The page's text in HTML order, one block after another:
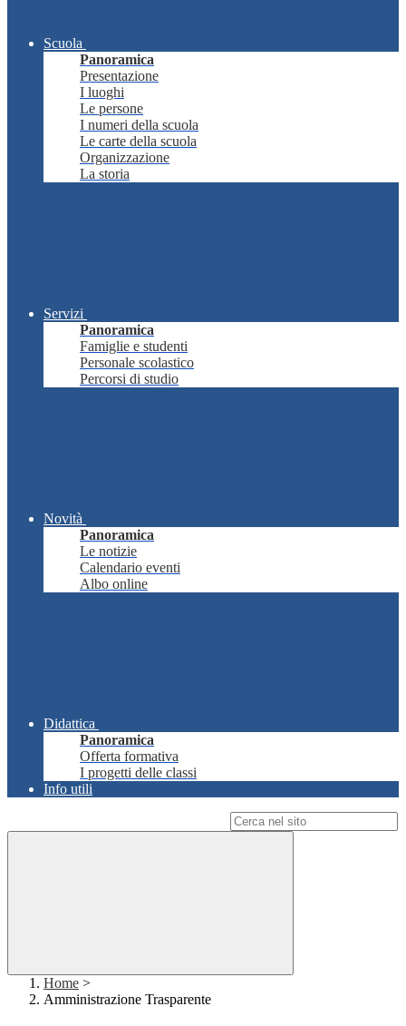
Scuola
Panoramica
Presentazione
I luoghi
Le persone
I numeri della scuola
Le carte della scuola
Organizzazione
La storia
Servizi
Panoramica
Famiglie e studenti
Personale scolastico
Percorsi di studio
Novità
Panoramica
Le notizie
Calendario eventi
Albo online
Didattica
Panoramica
Offerta formativa
I progetti delle classi
Info utili
Home >
Amministrazione Trasparente